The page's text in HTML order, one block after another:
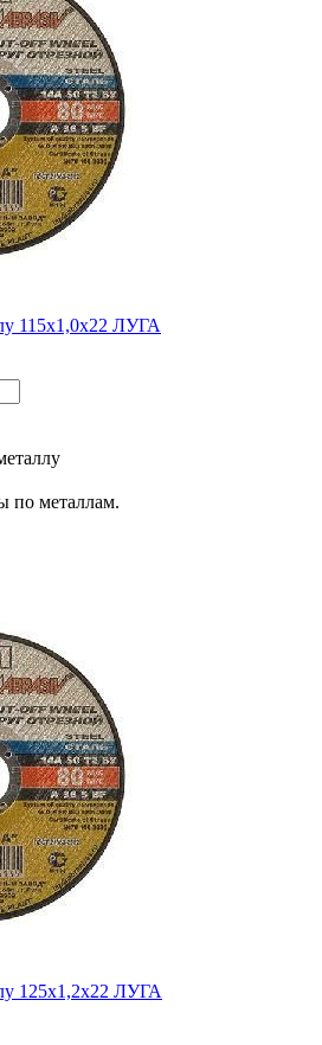
115х1,0х22 ЛУГА
по металлам.
125х1,2х22 ЛУГА